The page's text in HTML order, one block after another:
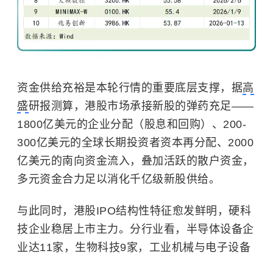
资金供给充裕是本轮行情的重要底层支撑，据高
盛研报测算，港股市场承接新股的弹药充足——
1800亿美元的企业分配（股息和回购）、200-
300亿美元的全球长期投资者资本再分配、2000
亿美元的南向资金流入，叠加活跃的散户资金，
多元资金合力足以消化千亿级新股供给。
与此同时，港股IPO结构性特征愈发鲜明，硬科
技企业稳居上市主力。分行业看，半导体设备企
业达11家，生物科技9家，工业机械与电子设备